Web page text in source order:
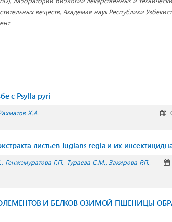
веществ, Академия наук Республики
с Psylla pyri
Х.А.
листьев Juglans regia и их
Генжемуратова Г.П. Тураева С.М. Закирова Р.П.
И БЕЛКОВ ОЗИМОЙ ПШЕНИЦЫ